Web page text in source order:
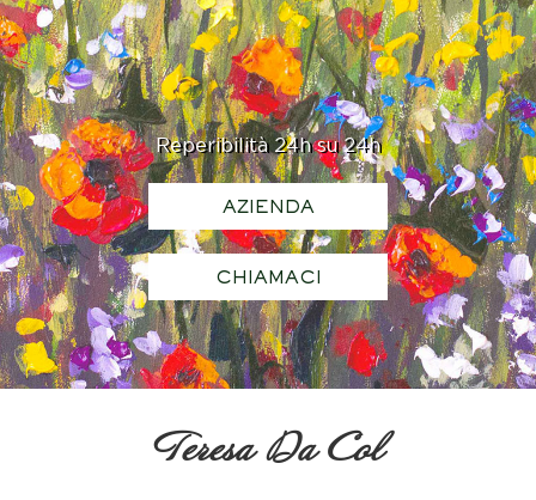
Reperibilità 24h su 24h
AZIENDA
CHIAMACI
Teresa Da Col